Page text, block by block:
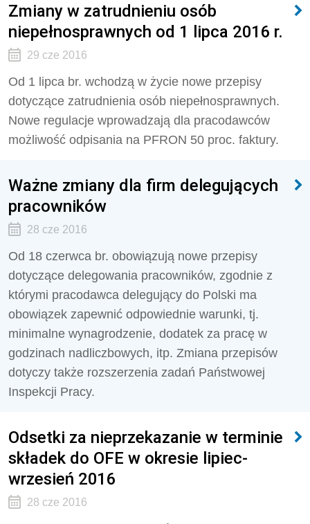
Zmiany w zatrudnieniu osób
niepełnosprawnych od 1 lipca 2016 r.
29 cze 2016
Od 1 lipca br. wchodzą w życie nowe przepisy
dotyczące zatrudnienia osób niepełnosprawnych.
Nowe regulacje wprowadzają dla pracodawców
możliwość odpisania na PFRON 50 proc. faktury.
Ważne zmiany dla firm delegujących
pracowników
28 cze 2016
Od 18 czerwca br. obowiązują nowe przepisy
dotyczące delegowania pracowników, zgodnie z
którymi pracodawca delegujący do Polski ma
obowiązek zapewnić odpowiednie warunki, tj.
minimalne wynagrodzenie, dodatek za pracę w
godzinach nadliczbowych, itp. Zmiana przepisów
dotyczy także rozszerzenia zadań Państwowej
Inspekcji Pracy.
Odsetki za nieprzekazanie w terminie
składek do OFE w okresie lipiec-
wrzesień 2016
28 cze 2016